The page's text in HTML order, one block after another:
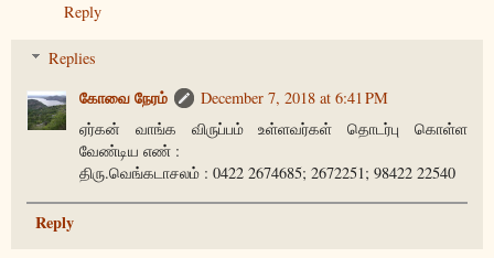
Reply
Replies
கோவை நேரம்
December 7, 2018 at 6:41 PM
ஏர்கன் வாங்க விருப்பம் உள்ளவர்கள் தொடர்பு கொள்ள
வேண்டிய எண் :
திரு.வெங்கடாசலம் : 0422 2674685; 2672251; 98422 22540
Reply